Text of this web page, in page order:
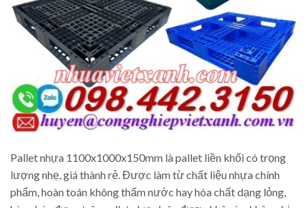
Pallet nhựa 1100x1000x150mm là pallet liền khối có trọng
lượng nhẹ, giá thành rẻ. Được làm từ chất liệu nhựa chính
phẩm, hoàn toán không thấm nước hay hóa chất dạng lỏng,